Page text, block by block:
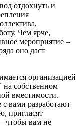
отдохнуть и
Чем ярче,
мероприятие –
оно даст
организацией
на собственном
вместимости.
вами разработают
пригласят
чтобы вам не